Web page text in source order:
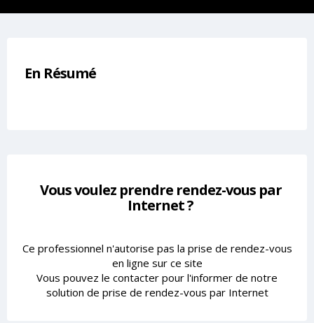
En Résumé
Vous voulez prendre rendez-vous par
Internet ?
Ce professionnel n'autorise pas la prise de rendez-vous
en ligne sur ce site
Vous pouvez le contacter pour l'informer de notre
solution de prise de rendez-vous par Internet